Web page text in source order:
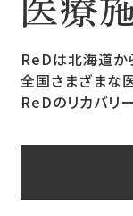
ReDは北海道か
全国さまざまな
ReDのリカバリ